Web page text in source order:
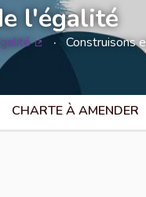
l'égalité
Construisons
CHARTE À AMENDER